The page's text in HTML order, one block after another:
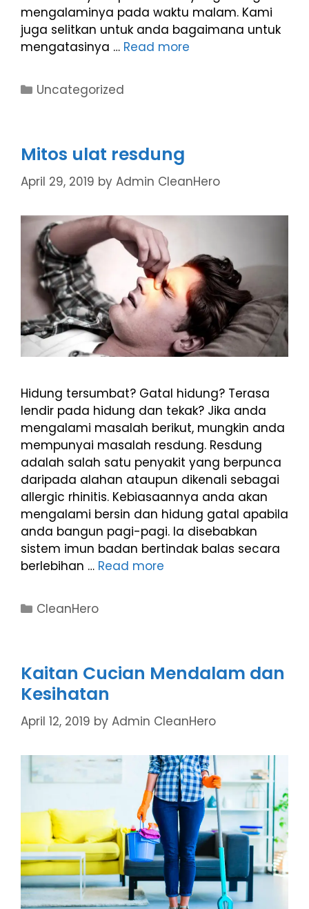
mengalaminya pada waktu malam. Kami
juga selitkan untuk anda bagaimana untuk
mengatasinya … Read more
Uncategorized
Mitos ulat resdung
April 29, 2019 by Admin CleanHero
Hidung tersumbat? Gatal hidung? Terasa
lendir pada hidung dan tekak? Jika anda
mengalami masalah berikut, mungkin anda
mempunyai masalah resdung. Resdung
adalah salah satu penyakit yang berpunca
daripada alahan ataupun dikenali sebagai
allergic rhinitis. Kebiasaannya anda akan
mengalami bersin dan hidung gatal apabila
anda bangun pagi-pagi. Ia disebabkan
sistem imun badan bertindak balas secara
berlebihan … Read more
CleanHero
Kaitan Cucian Mendalam dan
Kesihatan
April 12, 2019 by Admin CleanHero